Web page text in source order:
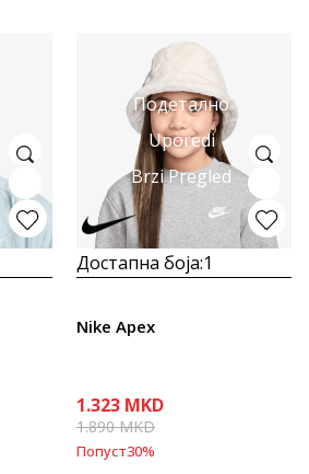
Подетално
Uporedi
Brzi Pregled
Достапна боја:1
Nike Apex
1.323 MKD
1.890MKD
Попуст30%